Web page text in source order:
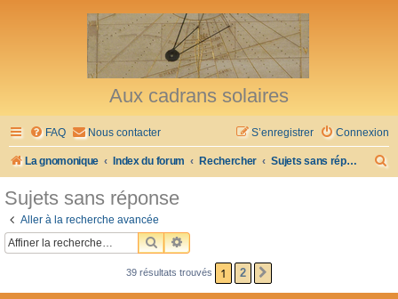
Aux cadrans solaires
FAQ Nous contacter Connexion
S’enregistrer
La gnomonique Index du forum Rechercher Sujets sans réponse
Sujets sans réponse
Aller à la recherche avancée
RECHERCHER
RECHERCHE AVANCÉE
39 résultats trouvés 1 2